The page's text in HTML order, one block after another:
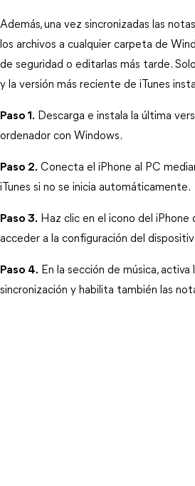
Además, una vez sincronizadas las
los archivos a cualquier carpeta de
de seguridad o editarlas más tarde.
y la versión más reciente de iTunes
Paso 1. Descarga e instala la última
ordenador con Windows.
Paso 2. Conecta el iPhone al PC
iTunes si no se inicia automáticamente.
Paso 3. Haz clic en el icono del iPhone
acceder a la configuración del
Paso 4. En la sección de música, activa
sincronización y habilita también las